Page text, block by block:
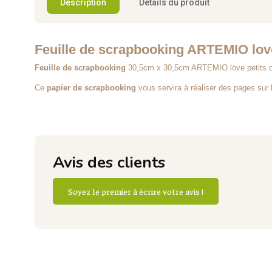
Description Détails du produit
Feuille de scrapbooking ARTEMIO
Feuille de scrapbooking 30,5cm x 30,5cm ARTEMIO love petits
Ce papier de scrapbooking vous servira à réaliser des pages
Avis des clients
Soyez le premier à écrire votre avis !